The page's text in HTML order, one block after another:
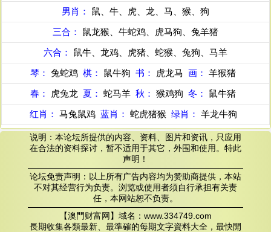
男肖： 鼠、牛、虎、龙、马、猴、狗
三合： 鼠龙猴、牛蛇鸡、虎马狗、兔羊猪
六合： 鼠牛、龙鸡、虎猪、蛇猴、兔狗、马羊
琴： 兔蛇鸡 棋： 鼠牛狗 书： 虎龙马 画： 羊猴猪
春：
虎兔龙 夏： 蛇马羊 秋： 猴鸡狗 冬： 鼠牛猪
红肖： 马兔鼠鸡 蓝肖： 蛇虎猪猴 绿肖： 羊龙牛狗
说明：本论坛所提供的内容、资料、图片和资讯，只应用
在合法的资料探讨，暂不适用于其它，外围和使用。特此
声明！
论坛免责声明：以上所有广告内容均为赞助商提供，本站
不对其经营行为负责。浏览或使用者须自行承担有关责
任，本网站恕不负责。
【澳門财富网】域名：www.334749.com
長期收集各類最新、最準確的每期文字資料大全，最快開